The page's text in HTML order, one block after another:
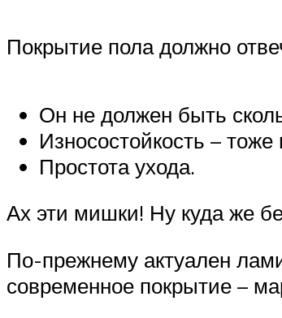
Покрытие пола должно
Он не должен быть
Износостойкость –
Простота ухода.
Ах эти мишки! Ну куда же
По-прежнему актуален
современное покрытие –